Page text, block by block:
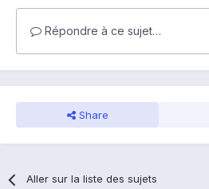
Répondre à ce sujet…
Share
Aller sur la liste des sujets